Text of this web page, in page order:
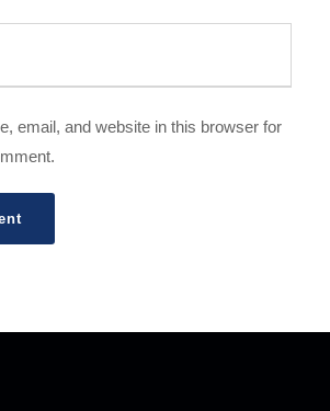
email, and website in this browser for